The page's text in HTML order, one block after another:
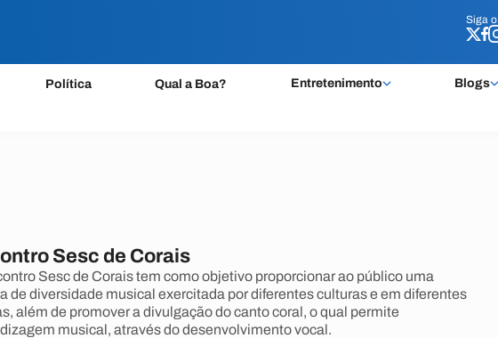
Siga o
Política Qual a Boa? Entretenimento Blogs
Siga o
Sesc de Corais
Sesc de Corais tem como objetivo proporcionar ao público uma
de diversidade musical exercitada por diferentes culturas e em diferentes
além de promover a divulgação do canto coral, o qual permite
musical, através do desenvolvimento vocal.